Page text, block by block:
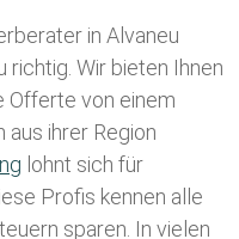
in Alvaneu
richtig. Wir bieten Ihnen
Offerte von einem
ihrer Region
lohnt sich für
Profis kennen alle
sparen. In vielen